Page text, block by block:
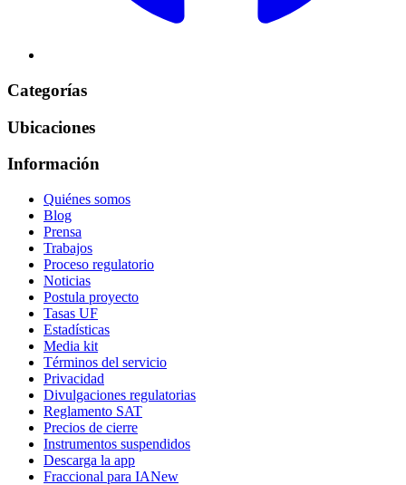
Categorías
Ubicaciones
Información
Quiénes somos
Blog
Prensa
Trabajos
Proceso regulatorio
Noticias
Postula proyecto
Tasas UF
Estadísticas
Media kit
Términos del servicio
Privacidad
Divulgaciones regulatorias
Reglamento SAT
Precios de cierre
Instrumentos suspendidos
Descarga la app
Fraccional para IANew